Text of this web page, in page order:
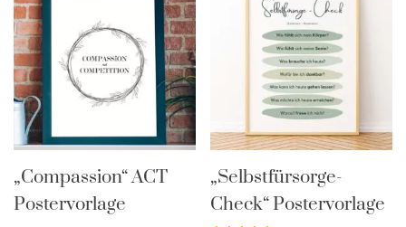
„Compassion“ ACT
Postervorlage
„Selbstfürsorge-
Check“ Postervorlage